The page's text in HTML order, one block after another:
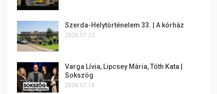
Szerda-Helytörténelem 33. | A kórház
2026.07.22.
Varga Lívia, Lipcsey Mária, Tóth Kata |
Sokszög
2026.07.18.